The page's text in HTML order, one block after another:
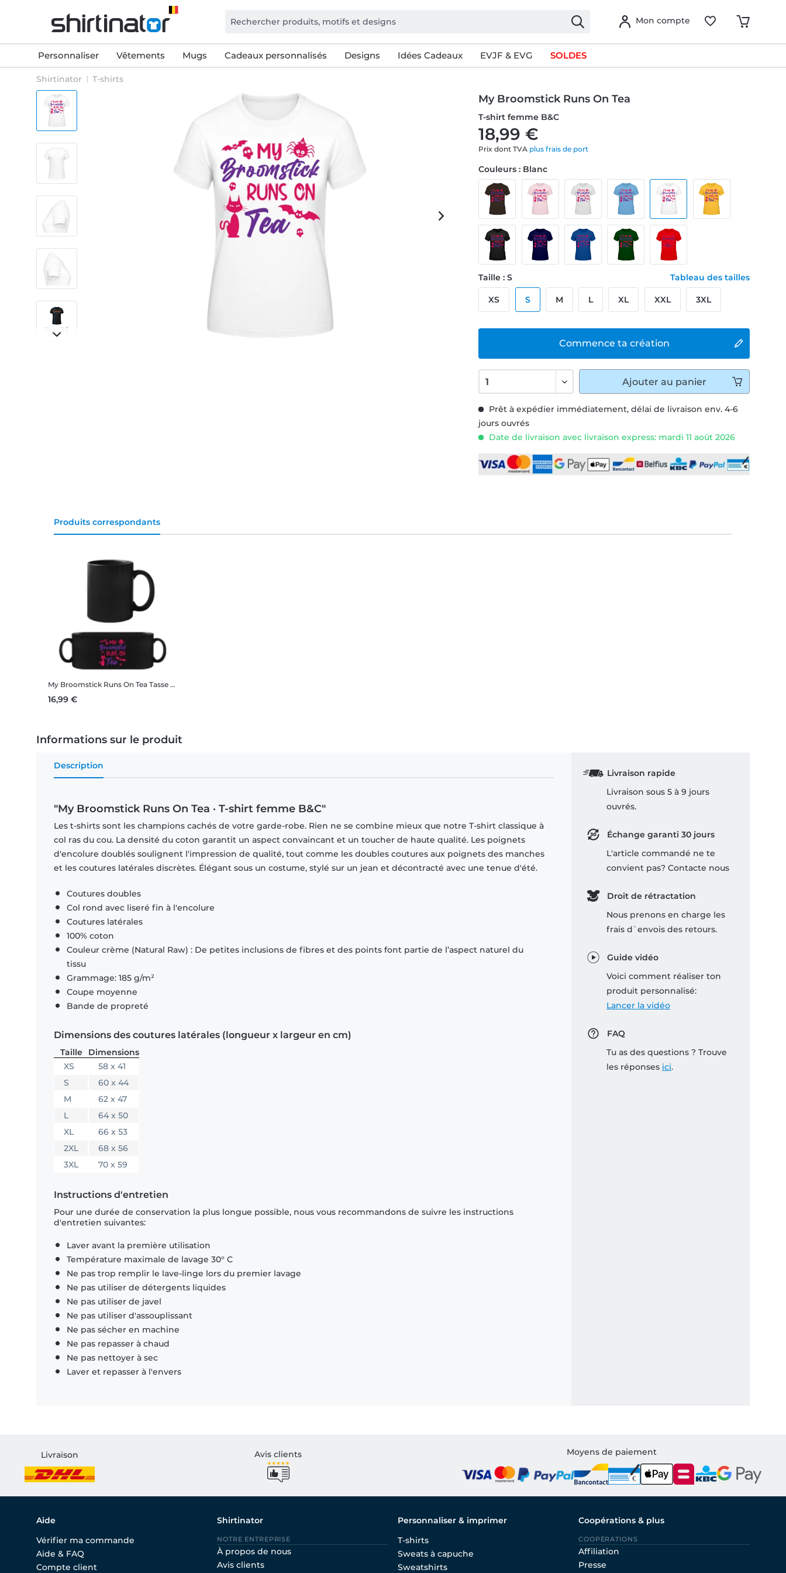
Mon compte
Personnaliser Vêtements Mugs Cadeaux personnalisés Designs Idées Cadeaux EVJF & EVG SOLDES
Shirtinator T-shirts
My Broomstick Runs On Tea
T-shirt femme B&C
18,99 €
Prix dont TVA plus frais de port
Prêt à expédier immédiatement, délai de livraison env. 4-6
jours ouvrés
Date de livraison avec livraison express: mardi 11 août 2026
Commence ta création
Couleurs : Blanc
Taille : S Tableau des tailles
XS S M L XL XXL 3XL
Ajouter au panier
Produits correspondants
My Broomstick Runs On Tea Tasse Noire
16,99 €
Informations sur le produit
Description
"My Broomstick Runs On Tea · T-shirt femme B&C"
Les t-shirts sont les champions cachés de votre garde-robe. Rien ne se combine mieux que notre T-shirt classique à
col ras du cou. La densité du coton garantit un aspect convaincant et un toucher de haute qualité. Les poignets
d'encolure doublés soulignent l'impression de qualité, tout comme les doubles coutures aux poignets des manches
et les coutures latérales discrètes. Élégant sous un costume, stylé sur un jean et décontracté avec une tenue d'été.
Coutures doubles
Col rond avec liseré fin à l'encolure
Coutures latérales
100% coton
Couleur crème (Natural Raw) : De petites inclusions de fibres et des points font partie de l’aspect naturel du
tissu
Grammage: 185 g/m²
Coupe moyenne
Bande de propreté
Dimensions des coutures latérales (longueur x largeur en cm)
Taille
Dimensions
XS
58 x 41
S
60 x 44
M
62 x 47
L
64 x 50
XL
66 x 53
2XL
68 x 56
3XL
70 x 59
Instructions d'entretien
Pour une durée de conservation la plus longue possible, nous vous recommandons de suivre les instructions
d'entretien suivantes:
Laver avant la première utilisation
Température maximale de lavage 30° C
Ne pas trop remplir le lave-linge lors du premier lavage
Ne pas utiliser de détergents liquides
Ne pas utiliser de javel
Ne pas utiliser d'assouplissant
Ne pas sécher en machine
Ne pas repasser à chaud
Ne pas nettoyer à sec
Laver et repasser à l'envers
Livraison rapide
Livraison sous 5 à 9 jours
ouvrés.
Échange garanti 30 jours
L'article commandé ne te
convient pas? Contacte nous
Droit de rétractation
Nous prenons en charge les
frais d`envois des retours.
Guide vidéo
Voici comment réaliser ton
produit personnalisé:
Lancer la vidéo
FAQ
Tu as des questions ? Trouve
les réponses ici.
Livraison Avis clients Moyens de paiement
Aide
Vérifier ma commande
Aide & FAQ
Compte client
Shirtinator
NOTRE ENTREPRISE
À propos de nous
Avis clients
Personnaliser & imprimer
T-shirts
Sweats à capuche
Sweatshirts
Coopérations & plus
COOPÈRATIONS
Affiliation
Presse